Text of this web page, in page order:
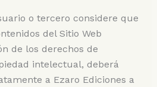
o tercero considere que
del Sitio Web
de los derechos de
intelectual, deberá
a Ezaro Ediciones a